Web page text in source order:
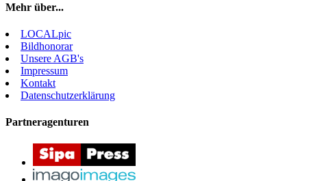
Mehr über...
LOCALpic
Bildhonorar
Unsere AGB's
Impressum
Kontakt
Datenschutzerklärung
Partneragenturen